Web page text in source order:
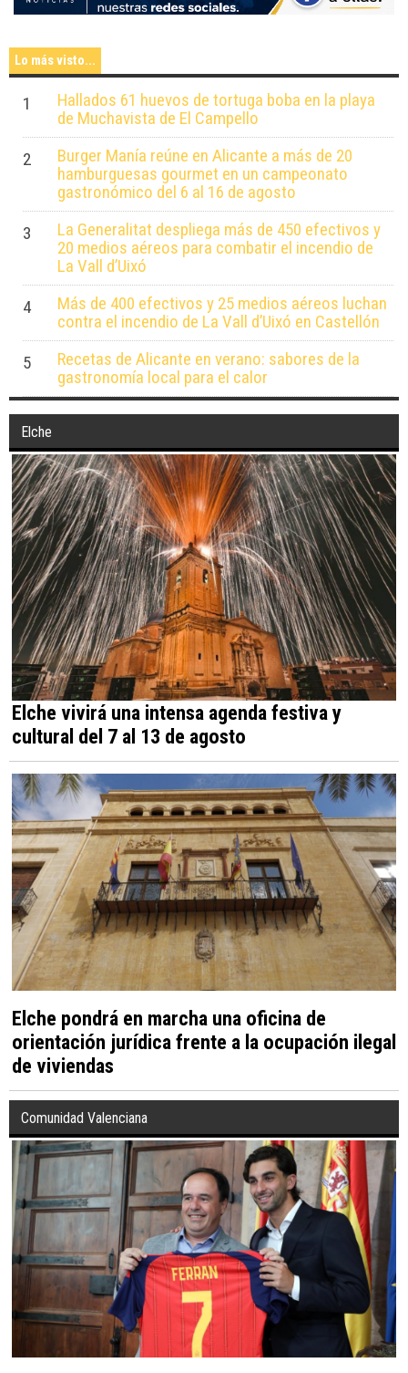
Lo más visto...
1
Hallados 61 huevos de tortuga boba en la playa
de Muchavista de El Campello
Burger Manía reúne en Alicante a más de 20
hamburguesas gourmet en un campeonato
gastronómico del 6 al 16 de agosto
La Generalitat despliega más de 450 efectivos y
20 medios aéreos para combatir el incendio de
La Vall d’Uixó
4
Más de 400 efectivos y 25 medios aéreos luchan
contra el incendio de La Vall d’Uixó en Castellón
5
Recetas de Alicante en verano: sabores de la
gastronomía local para el calor
Elche
Elche vivirá una intensa agenda festiva y
cultural del 7 al 13 de agosto
Elche pondrá en marcha una oficina de
orientación jurídica frente a la ocupación ilegal
de viviendas
Comunidad Valenciana